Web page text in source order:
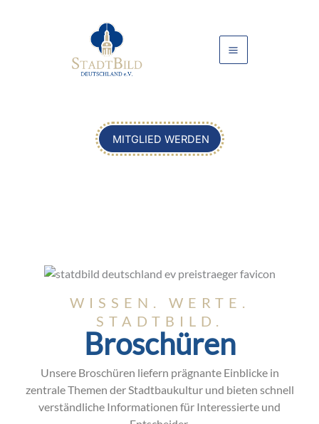
MITGLIED WERDEN
WISSEN. WERTE.
STADTBILD.
Broschüren
Unsere Broschüren liefern prägnante Einblicke in
zentrale Themen der Stadtbaukultur und bieten schnell
verständliche Informationen für Interessierte und